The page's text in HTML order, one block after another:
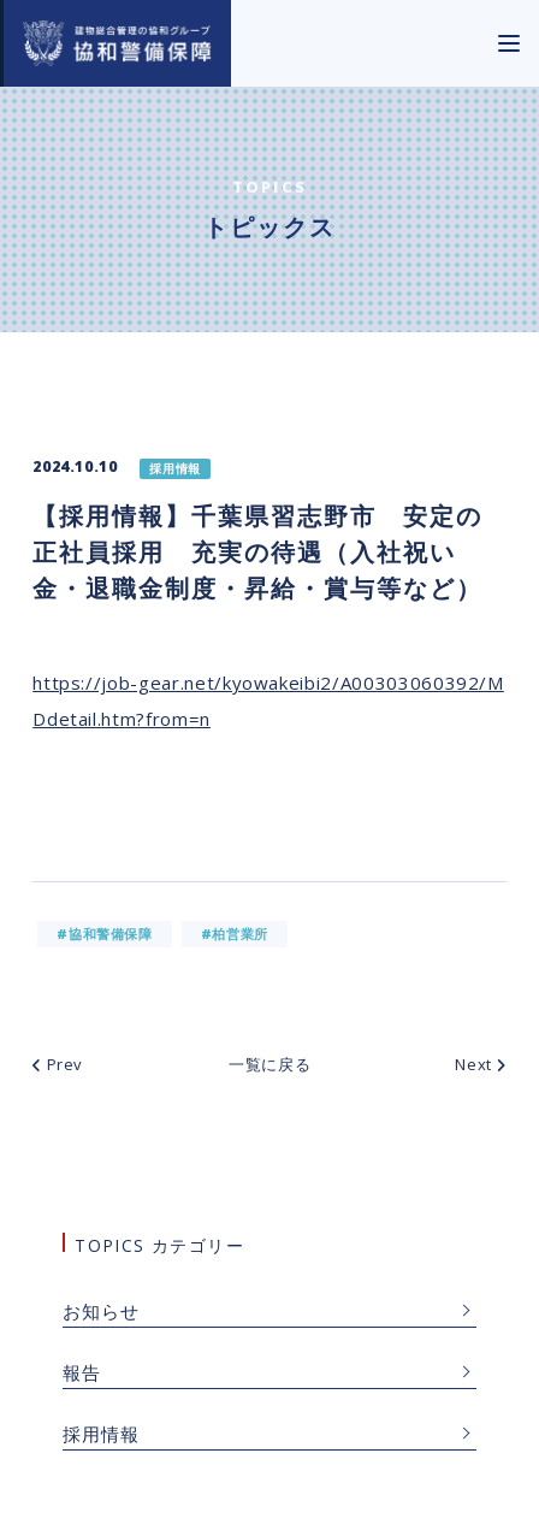
TOPICS
トピックス
TOPICS カテゴリー
お知らせ
報告
採用情報
2024.10.10 採用情報
【採用情報】千葉県習志野市 安定の
正社員採用 充実の待遇（入社祝い
金・退職金制度・昇給・賞与等など）
https://job-gear.net/kyowakeibi2/A00303060392/M
Ddetail.htm?from=n
#協和警備保障 #柏営業所
Prev 一覧に戻る Next